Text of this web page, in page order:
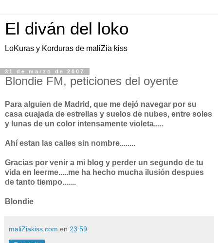
El diván del loko
LoKuras y Korduras de maliZia kiss
31 de marzo de 2007
Blondie FM, peticiones del oyente
Para alguien de Madrid, que me dejó navegar por su
casa cuajada de estrellas y suelos de nubes, entre soles
y lunas de un color intensamente violeta.....
Ahí estan las calles sin nombre........
Gracias por venir a mi blog y perder un segundo de tu
vida en leerme.....me ha hecho mucha ilusión despues
de tanto tiempo.......
Blondie
maliZiakiss.com en 23:59